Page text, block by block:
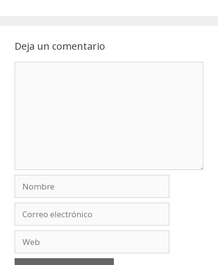
Deja un comentario
electrónico